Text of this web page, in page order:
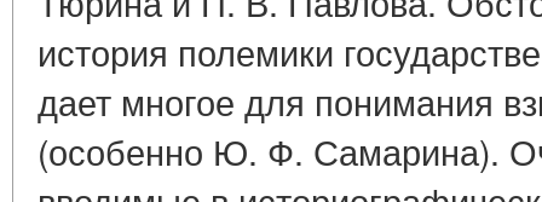
история полемики
дает многое для понимания
(особенно Ю. Ф. Самарина).